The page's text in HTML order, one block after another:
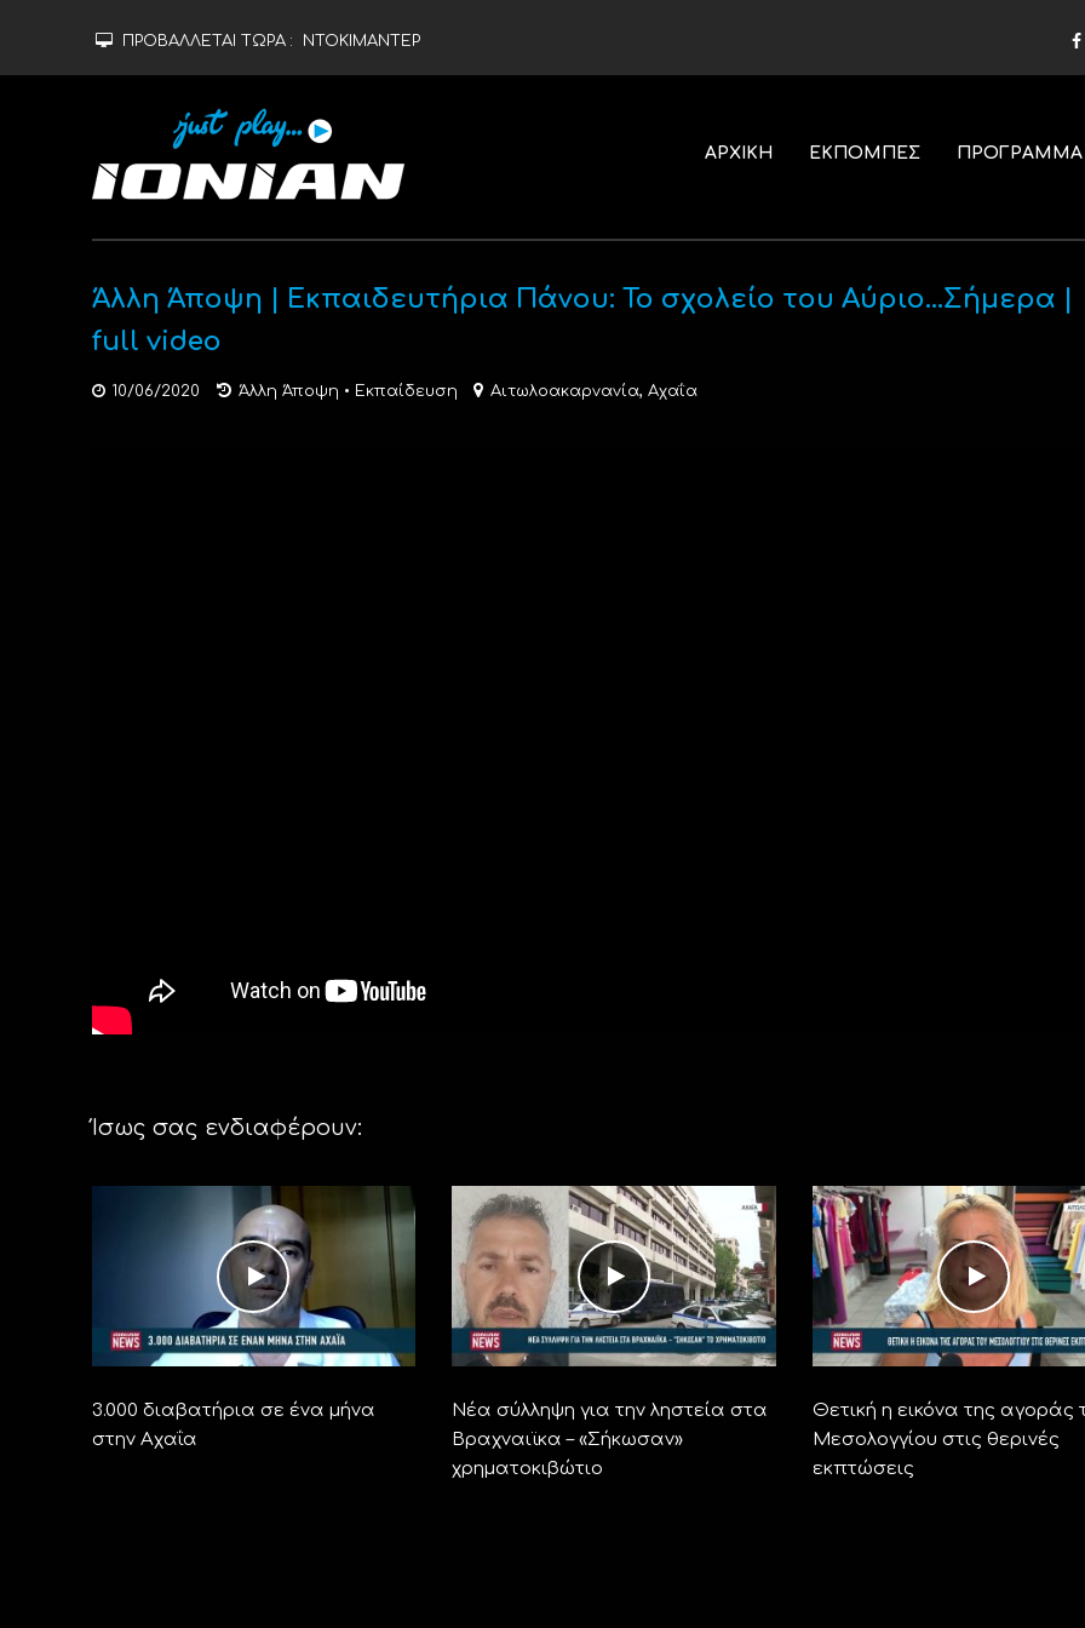
ΠΡΟΒΑΛΛΕΤΑΙ ΤΩΡΑ : ΝΤΟΚΙΜΑΝΤΕΡ
ΑΡΧΙΚΗ ΕΚΠΟΜΠΕΣ ΠΡΟΓΡΑΜΜΑ
Άλλη Άποψη | Εκπαιδευτήρια Πάνου: Το σχολείο του Αύριο…Σήμερα |
full video
10/06/2020 Άλλη Άποψη • Εκπαίδευση Αιτωλοακαρνανία, Αχαΐα
Ίσως σας ενδιαφέρουν:
3.000 διαβατήρια σε ένα μήνα
στην Αχαΐα
Νέα σύλληψη για την ληστεία στα
Βραχναιϊκα – «Σήκωσαν»
χρηματοκιβώτιο
Θετική η εικόνα της αγοράς
Μεσολογγίου στις θερινές
εκπτώσεις